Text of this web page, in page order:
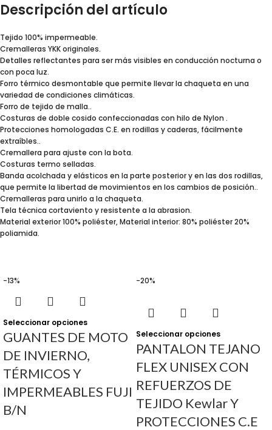
Descripción del artículo
Tejido 100% impermeable.
Cremalleras YKK originales.
Detalles reflectantes para ser más visibles en conducción nocturna o
con poca luz.
Forro térmico desmontable que permite llevar la chaqueta en una
variedad de condiciones climáticas.
Forro de tejido de malla..
Costuras de doble cosido confeccionadas con hilo de Nylon .
Protecciones homologadas C.E. en rodillas y caderas, fácilmente
extraíbles..
Cremallera para ajuste con la bota.
Costuras termo selladas.
Banda acolchada y elásticos en la parte posterior y en las dos rodillas,
que permite la libertad de movimientos en los cambios de posición..
Cremalleras para unirlo a la chaqueta.
Tela técnica cortaviento y resistente a la abrasion.
Material exterior 100% poliéster, Material interior: 80% poliéster 20%
poliamida.
-13%
Seleccionar opciones
GUANTES DE MOTO
DE INVIERNO,
TÉRMICOS Y
IMPERMEABLES FUJI
B/N
-20%
Seleccionar opciones
PANTALON TEJANO
FLEX UNISEX CON
REFUERZOS DE
TEJIDO Kewlar Y
PROTECCIONES C.E